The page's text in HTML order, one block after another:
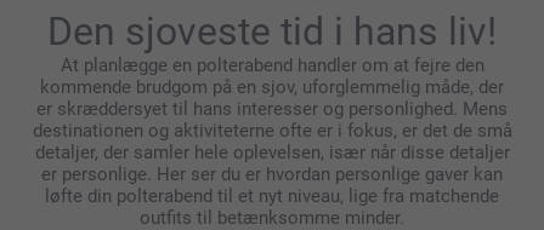
Den sjoveste tid i hans liv!
At planlægge en polterabend handler om at fejre den
kommende brudgom på en sjov, uforglemmelig måde, der
er skræddersyet til hans interesser og personlighed. Mens
destinationen og aktiviteterne ofte er i fokus, er det de små
detaljer, der samler hele oplevelsen, især når disse detaljer
er personlige. Her ser du er hvordan personlige gaver kan
løfte din polterabend til et nyt niveau, lige fra matchende
outfits til betænksomme minder.